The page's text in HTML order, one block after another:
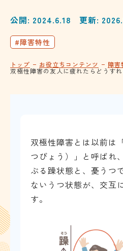
公開: 2024.6.18 更新:
#障害特性
トップ お役立ちコンテンツ 障害
双極性障害の友人に疲れたらどうす
双極性障害とは以前は
つびょう）」と呼ばれ
ぶる躁状態と、憂うつ
ないうつ状態が、交互
す。